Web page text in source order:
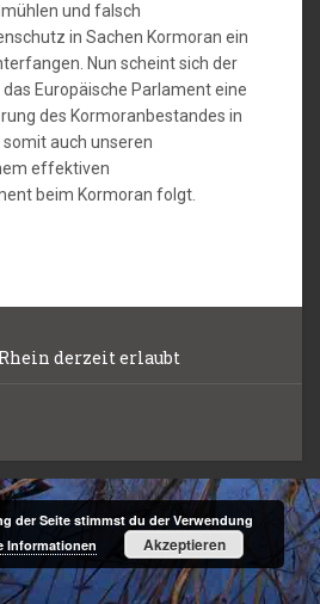
und falsch
in Sachen Kormoran ein
Nun scheint sich der
Europäische Parlament eine
des Kormoranbestandes in
auch unseren
effektiven
beim Kormoran folgt.
derzeit erlaubt
der Seite stimmst du der Verwendung
Informationen Akzeptieren